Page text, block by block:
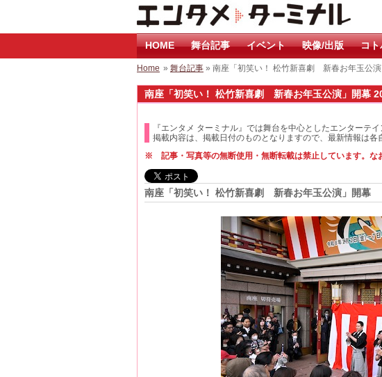
HOME 舞台記事 イベント 映像/出版 コト
Home » 舞台記事 » 南座「初笑い！ 松竹新喜劇 新春お年玉公演
南座「初笑い！ 松竹新喜劇 新春お年玉公演」開幕
『エンタメ ターミナル』では舞台を中心としたエンターテ
掲載内容は、掲載日付のものとなりますので、最新情報は各
※ 記事・写真等の無断使用・無断転載は禁止しています。な
南座「初笑い！ 松竹新喜劇 新春お年玉公演」開幕